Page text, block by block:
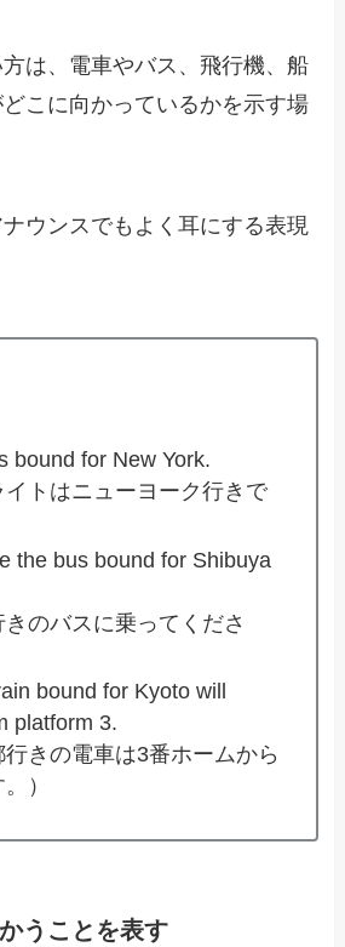
は、電車やバス、飛行機、船
こに向かっているかを示す場
ウンスでもよく耳にする表現
bound for New York.
イトはニューヨーク行きで
the bus bound for Shibuya
きのバスに乗ってくださ
bound for Kyoto will
platform 3.
行きの電車は3番ホームから
）
うことを表す